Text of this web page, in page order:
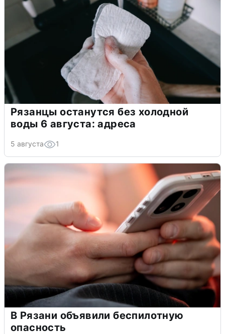
Рязанцы останутся без холодной
воды 6 августа: адреса
5 августа 1
В Рязани объявили беспилотную
опасность